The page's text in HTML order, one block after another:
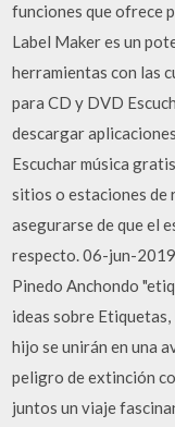
funciones que ofrece
Label Maker es un
herramientas con las
para CD y DVD
descargar
Escuchar música
sitios o estaciones de
asegurarse de que el
respecto. 06-jun-
Pinedo Anchondo
ideas sobre Etiquetas,
hijo se unirán en una
peligro de extinción
juntos un viaje